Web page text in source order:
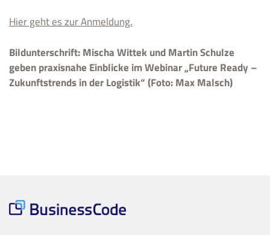
Hier geht es zur Anmeldung.
Bildunterschrift: Mischa Wittek und Martin Schulze
geben praxisnahe Einblicke im Webinar „Future Ready –
Zukunftstrends in der Logistik“ (Foto: Max Malsch)